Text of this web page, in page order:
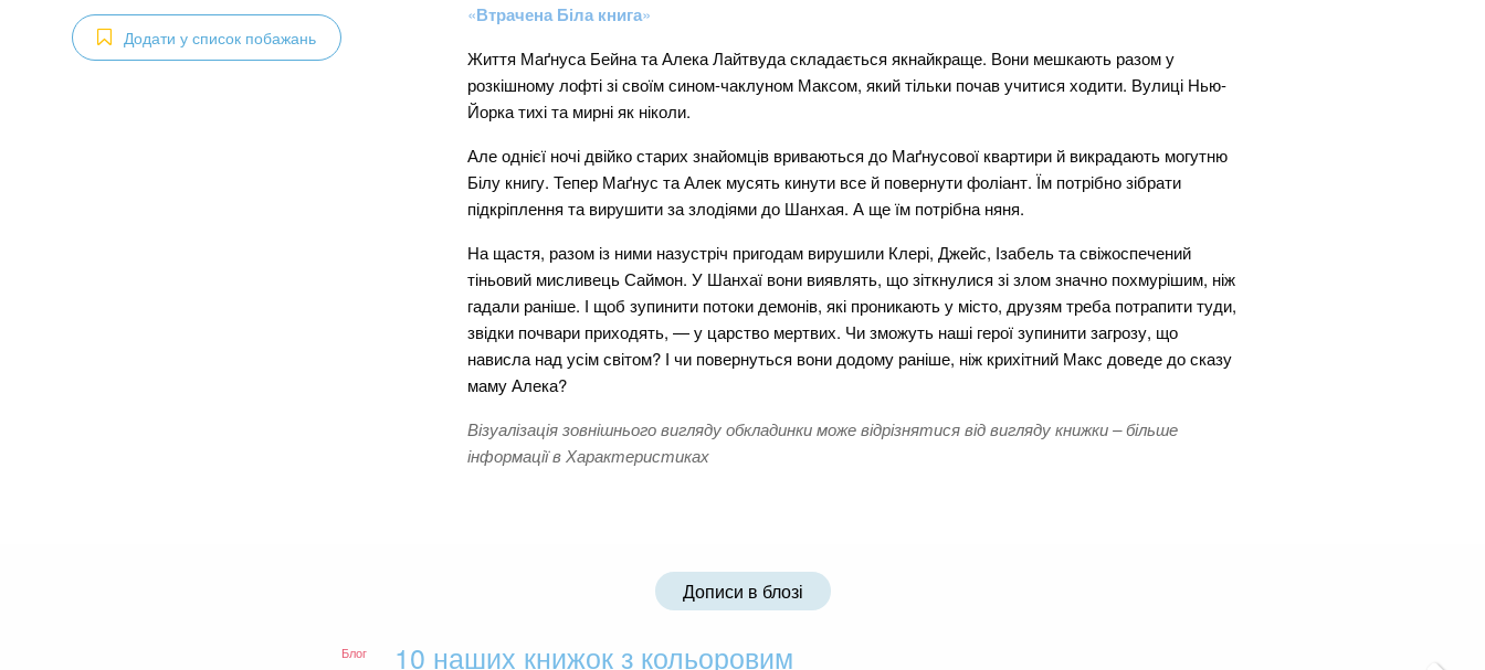
Додати у список побажань
«Втрачена Біла книга»
Життя Маґнуса Бейна та Алека Лайтвуда складається якнайкраще. Вони мешкають разом у
розкішному лофті зі своїм сином-чаклуном Максом, який тільки почав учитися ходити. Вулиці Нью-
Йорка тихі та мирні як ніколи.
Але однієї ночі двійко старих знайомців вриваються до Маґнусової квартири й викрадають могутню
Білу книгу. Тепер Маґнус та Алек мусять кинути все й повернути фоліант. Їм потрібно зібрати
підкріплення та вирушити за злодіями до Шанхая. А ще їм потрібна няня.
На щастя, разом із ними назустріч пригодам вирушили Клері, Джейс, Ізабель та свіжоспечений
тіньовий мисливець Саймон. У Шанхаї вони виявлять, що зіткнулися зі злом значно похмурішим, ніж
гадали раніше. І щоб зупинити потоки демонів, які проникають у місто, друзям треба потрапити туди,
звідки почвари приходять, — у царство мертвих. Чи зможуть наші герої зупинити загрозу, що
нависла над усім світом? І чи повернуться вони додому раніше, ніж крихітний Макс доведе до сказу
маму Алека?
Візуалізація зовнішнього вигляду обкладинки може відрізнятися від вигляду книжки – більше
інформації в Характеристиках
Дописи в блозі
Блог
10 наших книжок з кольоровим